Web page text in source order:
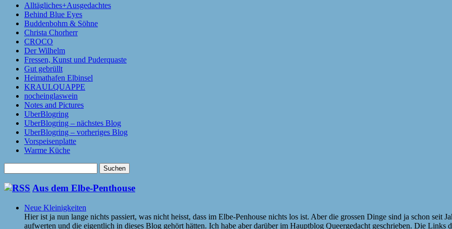
Alltägliches+Ausgedachtes
Behind Blue Eyes
Buddenbohm & Söhne
Christa Chorherr
CROCO
Der Wilhelm
Fressen, Kunst und Puderquaste
Gut gebrüllt
Heimathafen Elbinsel
KRAULQUAPPE
nocheinglaswein
Notes and Pictures
UberBlogring
UberBlogring – nächstes Blog
UberBlogring – vorheriges Blog
Vorspeisenplatte
Warme Küche
nach:
Aus dem Elbe-Penthouse
Neue Kleinigkeiten
Hier ist ja nun lange nichts passiert, was nicht heisst, dass im Elbe-Penhouse nichts los ist. Aber die grossen Dinge sind ja schon seit
aufwerten und die eigentlich in dieses Blog gehört hätten. Ich habe aber darüber im Hauptblog Queergedacht geschrieben. Die